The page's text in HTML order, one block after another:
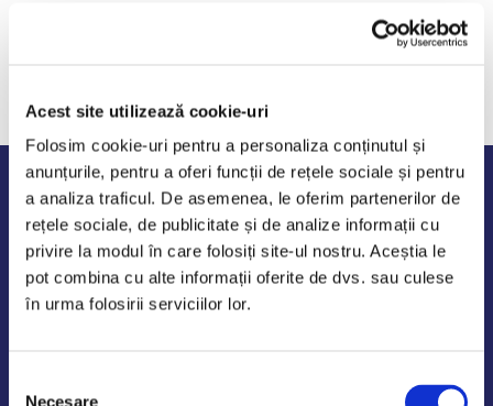
Acest site utilizează cookie-uri
Folosim cookie-uri pentru a personaliza conținutul și
anunțurile, pentru a oferi funcții de rețele sociale și pentru
a analiza traficul. De asemenea, le oferim partenerilor de
rețele sociale, de publicitate și de analize informații cu
privire la modul în care folosiți site-ul nostru. Aceștia le
pot combina cu alte informații oferite de dvs. sau culese
în urma folosirii serviciilor lor.
Necesare
Program de lucru
Luni - Vineri: 09:00-18:00
Sambata - Duminica: 10:00-14:00